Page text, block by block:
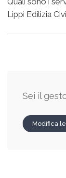
Lippi Edilizia
Sei il
Modifica